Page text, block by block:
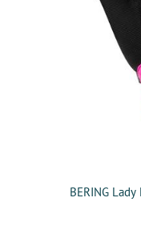
BERING